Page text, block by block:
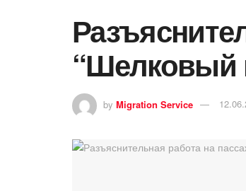
“Шелковый
by Migration Service